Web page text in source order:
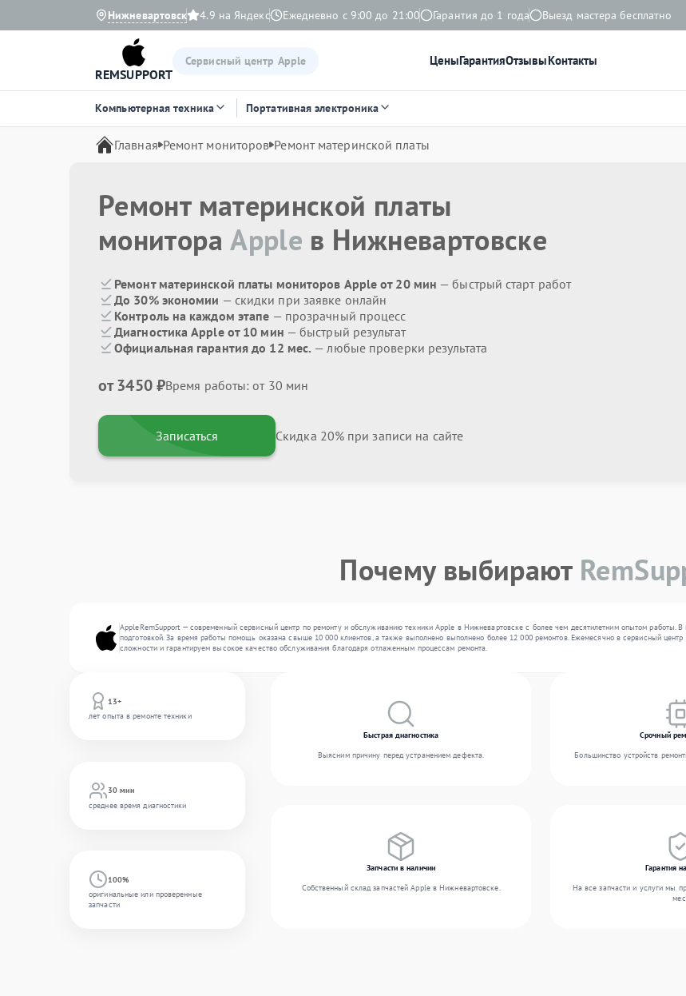
Нижневартовск 4.9 на Яндекс Ежедневно с 9:00 до 21:00 Гарантия до 1 года Выезд мастера бесплатно
REMSUPPORT
Сервисный центр Apple ЦеныГарантияОтзывыКонтакты
Компьютерная техника Портативная электроника
Главная Ремонт мониторов Ремонт материнской платы
Ремонт материнской платы
монитораApple в Нижневартовске
Ремонт материнской платы мониторов Apple от 20 мин — быстрый старт работ
До 30% экономии — скидки при заявке онлайн
Контроль на каждом этапе — прозрачный процесс
Диагностика Apple от 10 мин — быстрый результат
Официальная гарантия до 12 мес. — любые проверки результата
от 3450 ₽Время работы: от 30 мин
Записаться Скидка 20% при записи на сайте
Почему выбирают
AppleRemSupport — современный сервисный центр по ремонту и обслуживанию техники Apple в Нижневартовске с более чем десятилетним опытом работы.
подготовкой. За время работы помощь оказана свыше 10 000 клиентов, а также выполнено выполнено более 12 000 ремонтов. Ежемесячно в сервисный
сложности и гарантируем высокое качество обслуживания благодаря отлаженным процессам ремонта.
13+
лет опыта в ремонте техники
30 мин
среднее время диагностики
100%
оригинальные или проверенные
запчасти
Быстрая диагностика
Выясним причину перед устранением дефекта.
Срочный
Большинство устройств
Запчасти в наличии
Собственный склад запчастей Apple в Нижневартовске.
Гарантия
На все запчасти и услуги мы